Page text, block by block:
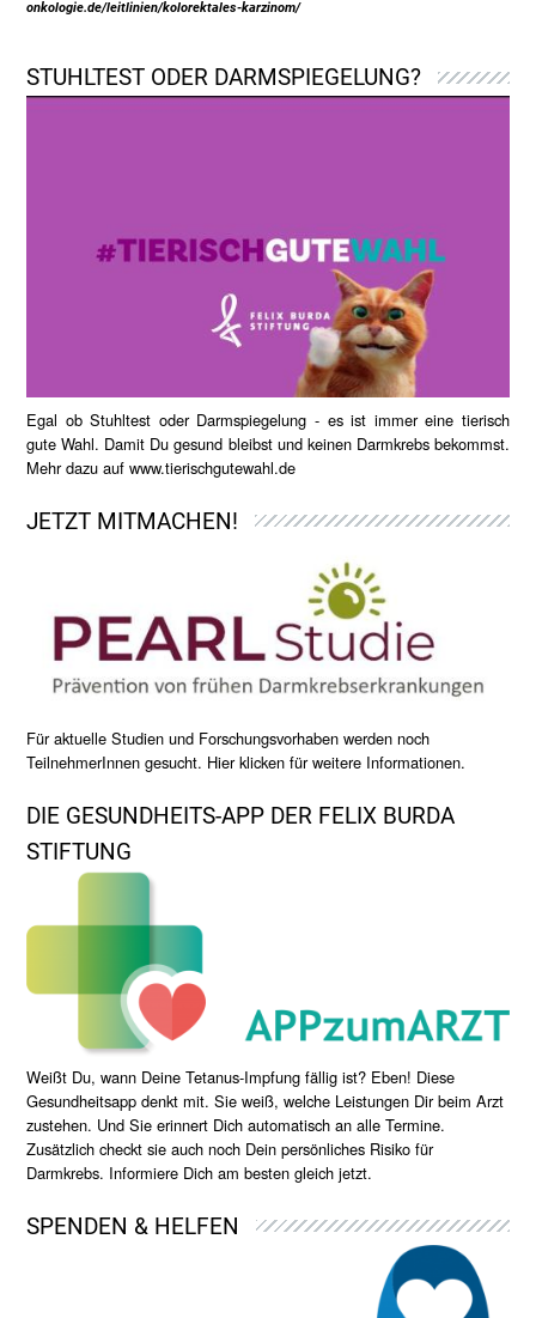
onkologie.de/leitlinien/kolorektales-karzinom/
STUHLTEST ODER DARMSPIEGELUNG?
Egal ob Stuhltest oder Darmspiegelung - es ist immer eine tierisch
gute Wahl. Damit Du gesund bleibst und keinen Darmkrebs bekommst.
Mehr dazu aufwww.tierischgutewahl.de
JETZT MITMACHEN!
Für aktuelle Studien und Forschungsvorhaben werden noch
TeilnehmerInnen gesucht. Hier klicken für weitere Informationen.
DIE GESUNDHEITS-APP DER FELIX BURDA
STIFTUNG
Weißt Du, wann Deine Tetanus-Impfung fällig ist? Eben! Diese
Gesundheitsapp denkt mit. Sie weiß, welche Leistungen Dir beim Arzt
zustehen. Und Sie erinnert Dich automatisch an alle Termine.
Zusätzlich checkt sie auch noch Dein persönliches Risiko für
Darmkrebs. Informiere Dich am besten gleich jetzt.
SPENDEN & HELFEN